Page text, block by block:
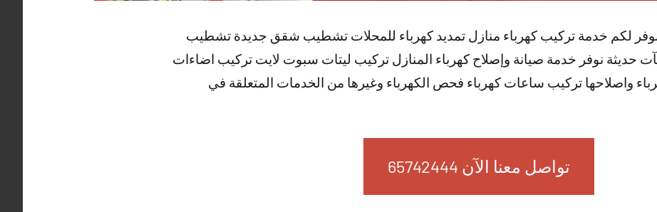
نوفر لكم خدمة تركيب كهرباء منازل تمديد كهرباء للمحلات تشطيب شقق جديدة تشطيب
نوفر خدمة صيانة وإصلاح كهرباء المنازل تركيب ليتات سبوت لايت تركيب اضاءات
واصلاحها تركيب ساعات كهرباء فحص الكهرباء وغيرها من الخدمات المتعلقة في
تواصل معنا الآن 65742444